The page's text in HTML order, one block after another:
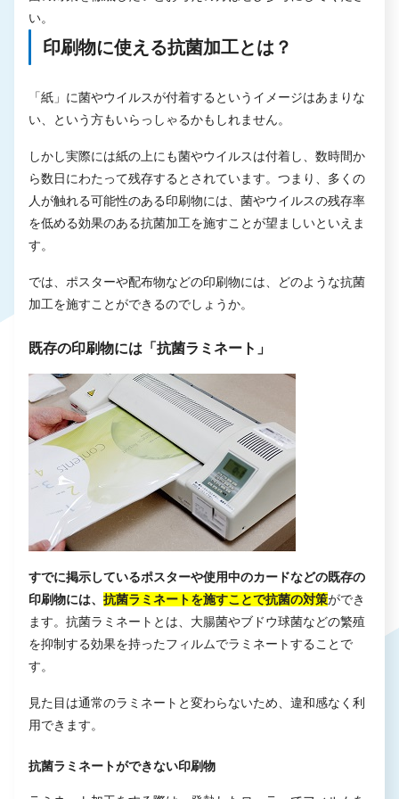
い。
印刷物に使える抗菌加工とは？
「紙」に菌やウイルスが付着するというイメージはあまりな
い、という方もいらっしゃるかもしれません。
しかし実際には紙の上にも菌やウイルスは付着し、数時間か
ら数日にわたって残存するとされています。つまり、多くの
人が触れる可能性のある印刷物には、菌やウイルスの残存率
を低める効果のある抗菌加工を施すことが望ましいといえま
す。
では、ポスターや配布物などの印刷物には、どのような抗菌
加工を施すことができるのでしょうか。
既存の印刷物には「抗菌ラミネート」
すでに掲示しているポスターや使用中のカードなどの既存の
印刷物には、 抗菌ラミネートを施すことで抗菌の対策ができ
ます。抗菌ラミネートとは、大腸菌やブドウ球菌などの繁殖
を抑制する効果を持ったフィルムでラミネートすることで
す。
見た目は通常のラミネートと変わらないため、違和感なく利
用できます。
抗菌ラミネートができない印刷物